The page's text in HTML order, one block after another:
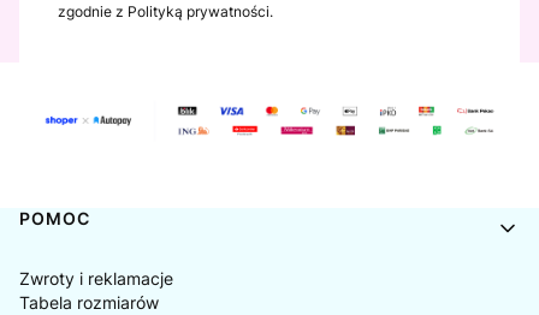
zgodnie z Polityką prywatności.
Linki w stopce
POMOC
Zwroty i reklamacje
Tabela rozmiarów